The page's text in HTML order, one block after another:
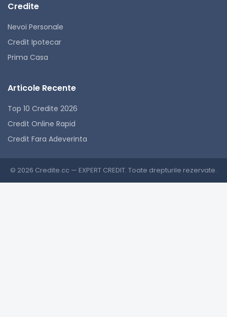
Credite
Nevoi Personale
Credit Ipotecar
Prima Casa
Articole Recente
Top 10 Credite 2026
Credit Online Rapid
Credit Fara Adeverinta
© 2026 Credite.cc — EXPERT CREDIT. Toate drepturile rezervate.